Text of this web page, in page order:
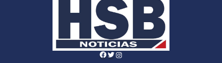
Facebook
Twitter
Instagram